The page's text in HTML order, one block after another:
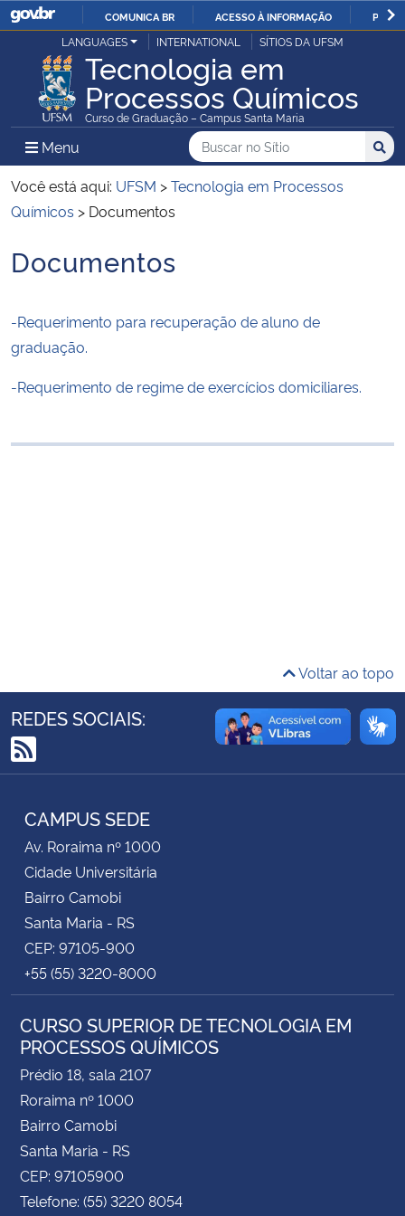
IR
PARA
O
CONTEÚDO
COMUNICA BR ACESSO À INFORMAÇÃO
Ministério da Justiça e Segurança Pública
Ministério da Defesa
Ministério das Relações Exteriores
Ministério da Infraestrutura
Ministério da Agricultura, Pecuária e Abastecimento
Controladoria-Geral da União
Secretaria-Geral
Secretaria de Governo
Gabinete de Segurança Institucional
Advocacia-Geral da União
Banco Central do Brasil
Planalto
LANGUAGES INTERNATIONAL SÍTIOS DA UFSM
Tecnologia em
Processos Químicos
Curso de Graduação – Campus Santa Maria
Menu Menu Principal do Sítio
Busca
Buscar no no Sítio
Busca:
Você está aqui: UFSM >Tecnologia em Processos
Químicos > Documentos
Início do conteúdo
Documentos
-Requerimento para recuperação de aluno de
graduação.
-Requerimento de regime de exercícios domiciliares.
Voltar ao topo
REDES SOCIAIS:
RSS
CAMPUS SEDE
Av. Roraima nº 1000
Cidade Universitária
Bairro Camobi
Santa Maria - RS
CEP: 97105-900
+55 (55) 3220-8000
CURSO SUPERIOR DE TECNOLOGIA EM
PROCESSOS QUÍMICOS
Prédio 18, sala 2107
Roraima nº 1000
Bairro Camobi
Santa Maria - RS
CEP: 97105900
Telefone: (55) 3220 8054